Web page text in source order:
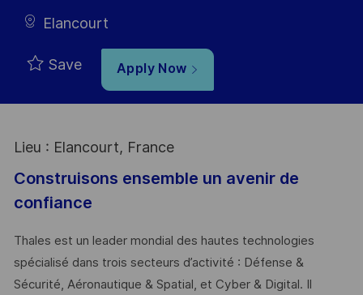
Elancourt
Save Apply Now
Lieu : Elancourt, France
Construisons ensemble un avenir de
confiance
Thales est un leader mondial des hautes technologies
spécialisé dans trois secteurs d’activité : Défense &
Sécurité, Aéronautique & Spatial, et Cyber & Digital. Il